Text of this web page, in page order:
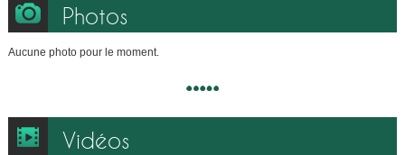
Photos
Aucune photo pour le moment.
Vidéos